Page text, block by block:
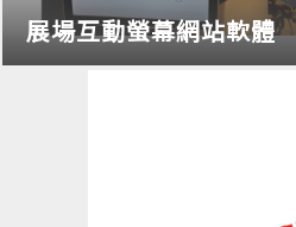
展場互動螢幕網站軟體